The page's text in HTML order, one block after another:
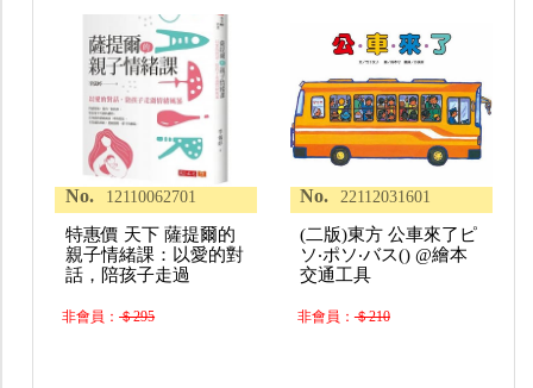
No. 12110062701
特惠價 天下 薩提爾的
親子情緒課：以愛的對
話，陪孩子走過
非會員：＄295
No. 22112031601
(二版)東方 公車來了ピ
ソ‧ポソ‧バス() @繪本
交通工具
非會員：＄210